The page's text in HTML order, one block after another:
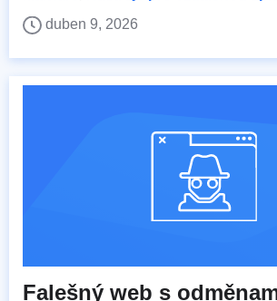
duben 9, 2026
Falešný web s